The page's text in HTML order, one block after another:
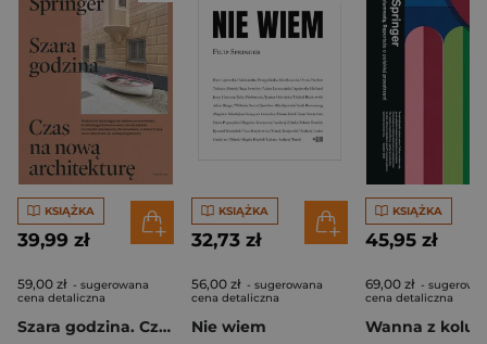
KSIĄŻKA
39,99 zł
59,00 zł - sugerowana
cena detaliczna
Szara godzina. Czas na nową architekturę
KSIĄŻKA
32,73 zł
56,00 zł - sugerowana
cena detaliczna
Nie wiem
KSIĄŻKA
45,95 zł
69,00 zł -
cena detaliczna